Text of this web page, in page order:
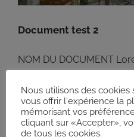
Document test 2
NOM DU DOCUMENT
Nous utilisons des
vous offrir l'expérience la
mémorisant vos
cliquant sur «Accepter»,
de tous les cookies.